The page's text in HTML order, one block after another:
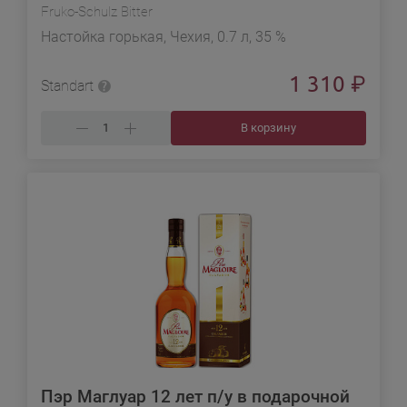
Fruko-Schulz Bitter
Настойка горькая, Чехия, 0.7 л, 35 %
Standart 1 310 ₽
В корзину
Пэр Маглуар 12 лет п/у в подарочной